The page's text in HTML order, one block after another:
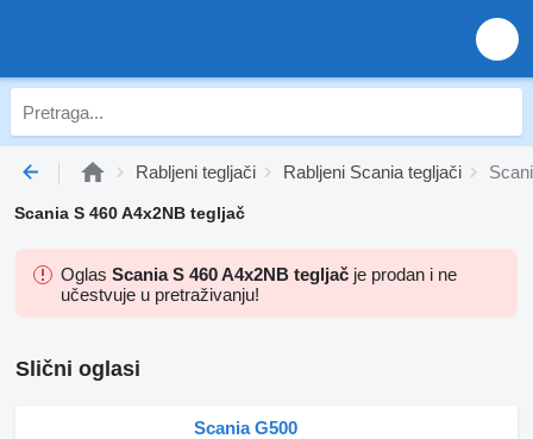
Rabljeni tegljači Rabljeni Scania tegljači
Scania S 460 A4x2NB tegljač
Oglas Scania S 460 A4x2NB tegljač je prodan i ne
učestvuje u pretraživanju!
Slični oglasi
Scania G500